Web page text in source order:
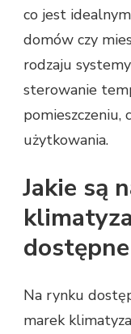
co jest
domów czy
rodzaju
sterowanie
pomieszczeniu,
użytkowania.
Jakie są
Na rynku
marek